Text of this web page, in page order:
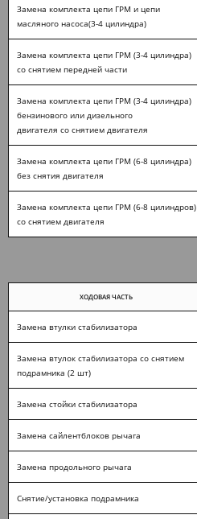
Замена комплекта цепи ГРМ и цепи
масляного насоса(3-4 цилиндра)
Замена комплекта цепи ГРМ (3-4 цилиндра)
со снятием передней части
Замена комплекта цепи ГРМ (3-4 цилиндра)
бензинового или дизельного
двигателя со снятием двигателя
Замена комплекта цепи ГРМ (6-8 цилиндра)
без снятия двигателя
Замена комплекта цепи ГРМ (6-8 цилиндров)
со снятием двигателя
ХОДОВАЯ ЧАСТЬ
Замена втулки стабилизатора
Замена втулок стабилизатора со снятием
подрамника (2 шт)
Замена стойки стабилизатора
Замена сайлентблоков рычага
Замена продольного рычага
Снятие/установка подрамника